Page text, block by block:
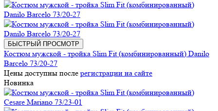
БЫСТРЫЙ ПРОСМОТР
Костюм мужской - тройка Slim Fit (комбинированный) Danilo
Barcelo 73/20-27
Цены доступны после регистрации на сайте
Новинка